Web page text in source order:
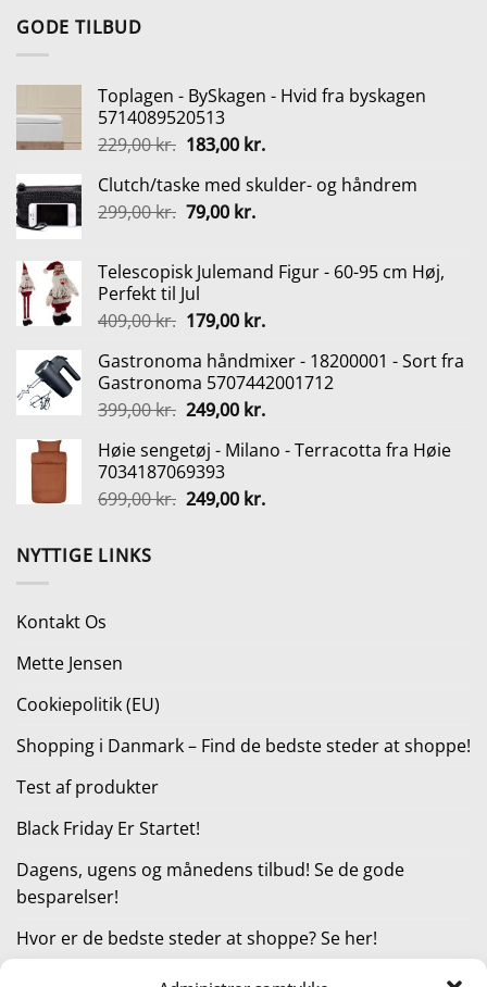
GODE TILBUD
Toplagen - BySkagen - Hvid fra byskagen
5714089520513
229,00kr. Den
pris
var:
183,00 kr.Den
pris
Clutch/taske med skulder- og håndrem
299,00kr. Den
var:
299,00 kr..
79,00 kr.Den
er:
Telescopisk Julemand Figur - 60-95 cm Høj,
Perfekt til Jul
409,00kr. Den
pris
var:
409,00 kr..
179,00 kr.Den
pris
er:
179,00 kr..
Gastronoma håndmixer - 18200001 - Sort fra
Gastronoma 5707442001712
399,00kr. Den
pris
var:
399,00 kr..
249,00 kr.Den
pris
249,00 kr..
Høie sengetøj - Milano - Terracotta fra Høie
7034187069393
699,00kr. Den
249,00 kr.Den
NYTTIGE LINKS
Kontakt Os
Mette Jensen
Cookiepolitik (EU)
Shopping i Danmark – Find de bedste steder at shoppe!
Test af produkter
Black Friday Er Startet!
Dagens, ugens og månedens tilbud! Se de gode
besparelser!
Hvor er de bedste steder at shoppe? Se her!